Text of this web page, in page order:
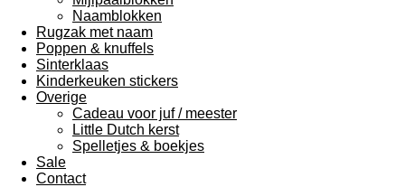
Naamblokken
Rugzak met naam
Poppen & knuffels
Sinterklaas
Kinderkeuken stickers
Overige
Cadeau voor juf / meester
Little Dutch kerst
Spelletjes & boekjes
Sale
Contact